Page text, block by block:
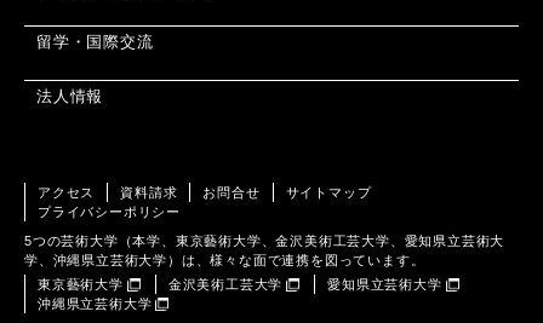
留学・国際交流
法人情報
アクセス 資料請求 お問合せ
サイトマップ
プライバシーポリシー
5つの芸術大学（本学、東京藝術大学、金沢美術工芸大学、愛知県立芸術大
学、沖縄県立芸術大学）は、様々な面で連携を図っています。
東京藝術大学
金沢美術工芸大学
愛知県立芸術大学
沖縄県立芸術大学